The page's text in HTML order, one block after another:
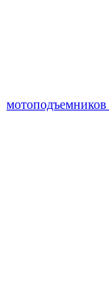
мотоподъемников